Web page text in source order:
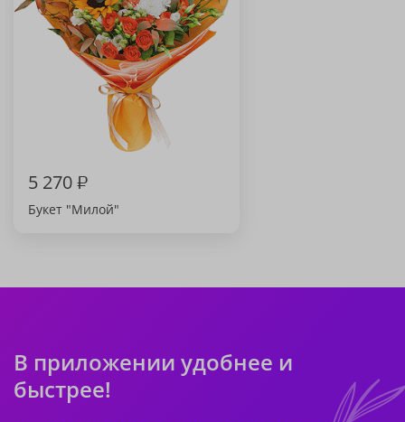
5 270₽
Букет "Милой"
В приложении удобнее и
быстрее!